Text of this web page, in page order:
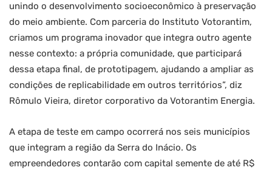
unindo o desenvolvimento socioeconômico à preservação
do meio ambiente. Com parceria do Instituto Votorantim,
criamos um programa inovador que integra outro agente
nesse contexto: a própria comunidade, que participará
dessa etapa final, de prototipagem, ajudando a ampliar as
condições de replicabilidade em outros territórios”, diz
Rômulo Vieira, diretor corporativo da Votorantim Energia.
A etapa de teste em campo ocorrerá nos seis municípios
que integram a região da Serra do Inácio. Os
empreendedores contarão com capital semente de até R$